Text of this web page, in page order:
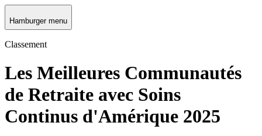
Hamburger menu
Classement
Les Meilleures Communautés
de Retraite avec Soins
Continus d'Amérique 2025